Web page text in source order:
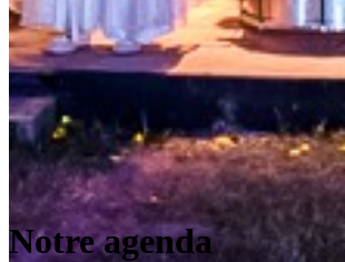
Notre agenda